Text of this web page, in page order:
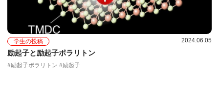
学生の投稿 2024.06.05
励起子と励起子ポラリトン
#励起子ポラリトン #励起子